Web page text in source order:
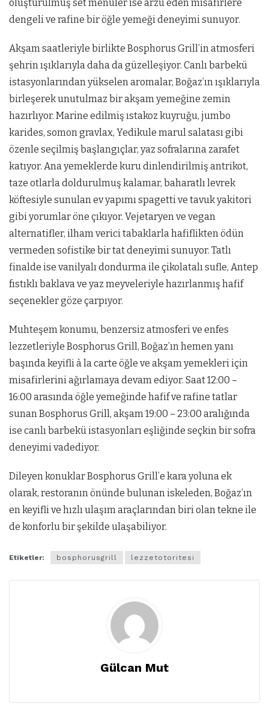
oluşturulmuş set menüler ise arzu eden misafirlere
dengeli ve rafine bir öğle yemeği deneyimi sunuyor.
Akşam saatleriyle birlikte Bosphorus Grill’in atmosferi
şehrin ışıklarıyla daha da güzelleşiyor. Canlı barbekü
istasyonlarından yükselen aromalar, Boğaz’ın ışıklarıyla
birleşerek unutulmaz bir akşam yemeğine zemin
hazırlıyor. Marine edilmiş ıstakoz kuyruğu, jumbo
karides, somon gravlax, Yedikule marul salatası gibi
özenle seçilmiş başlangıçlar, yaz sofralarına zarafet
katıyor. Ana yemeklerde kuru dinlendirilmiş antrikot,
taze otlarla doldurulmuş kalamar, baharatlı levrek
köftesiyle sunulan ev yapımı spagetti ve tavuk yakitori
gibi yorumlar öne çıkıyor. Vejetaryen ve vegan
alternatifler, ilham verici tabaklarla hafiflikten ödün
vermeden sofistike bir tat deneyimi sunuyor. Tatlı
finalde ise vanilyalı dondurma ile çikolatalı sufle, Antep
fıstıklı baklava ve yaz meyveleriyle hazırlanmış hafif
seçenekler göze çarpıyor.
Muhteşem konumu, benzersiz atmosferi ve enfes
lezzetleriyle Bosphorus Grill, Boğaz’ın hemen yanı
başında keyifli à la carte öğle ve akşam yemekleri için
misafirlerini ağırlamaya devam ediyor. Saat 12:00 –
16:00 arasında öğle yemeğinde hafif ve rafine tatlar
sunan Bosphorus Grill, akşam 19:00 – 23:00 aralığında
ise canlı barbekü istasyonları eşliğinde seçkin bir sofra
deneyimi vadediyor.
Dileyen konuklar Bosphorus Grill’e kara yoluna ek
olarak, restoranın önünde bulunan iskeleden, Boğaz’ın
en keyifli ve hızlı ulaşım araçlarından biri olan tekne ile
de konforlu bir şekilde ulaşabiliyor.
Etiketler: bosphorusgrill lezzetotoritesi
Gülcan Mut